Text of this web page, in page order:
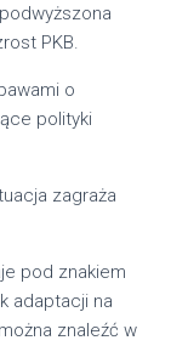
PKB.
o
polityki
zagraża
pod znakiem
adaptacji na
znaleźć w